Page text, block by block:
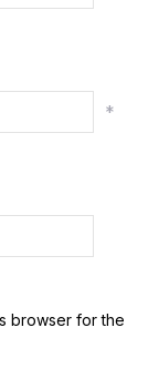
*
browser for the